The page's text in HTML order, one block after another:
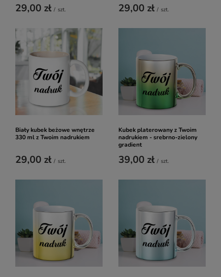
29,00 zł / szt. 29,00 zł / szt.
Biały kubek beżowe wnętrze
330 ml z Twoim nadrukiem
29,00 zł / szt.
Kubek platerowany z Twoim
nadrukiem - srebrno-zielony
gradient
39,00 zł / szt.